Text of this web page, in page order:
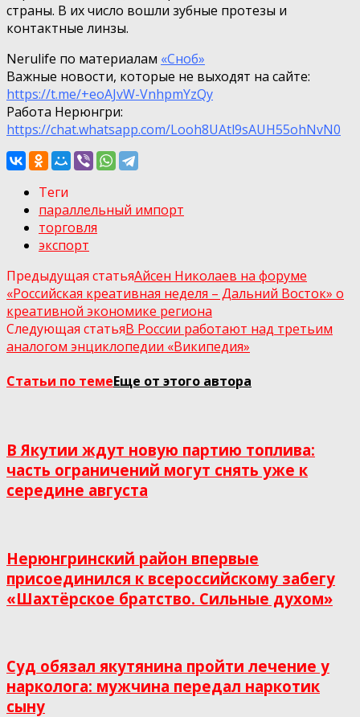
страны. В их число вошли зубные протезы и
контактные линзы.
Nerulife по материалам «Сноб»
Важные новости, которые не выходят на сайте:
https://t.me/+eoAJvW-VnhpmYzQy
Работа Нерюнгри:
https://chat.whatsapp.com/Looh8UAtl9sAUH55ohNvN0
Теги
параллельный импорт
торговля
экспорт
Предыдущая статьяАйсен Николаев на форуме
«Российская креативная неделя – Дальний Восток» о
креативной экономике региона
Следующая статьяВ России работают над третьим
аналогом энциклопедии «Википедия»
Статьи по темеЕще от этого автора
В Якутии ждут новую партию топлива:
часть ограничений могут снять уже к
середине августа
Нерюнгринский район впервые
присоединился к всероссийскому забегу
«Шахтёрское братство. Сильные духом»
Суд обязал якутянина пройти лечение у
нарколога: мужчина передал наркотик
сыну